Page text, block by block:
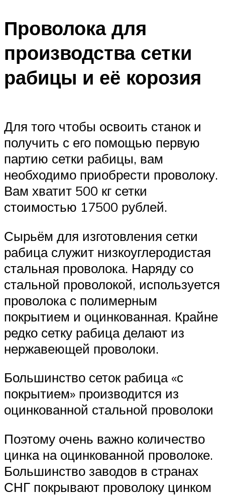
Проволока для
производства сетки
рабицы и её корозия
Для того чтобы освоить станок и
получить с его помощью первую
партию сетки рабицы, вам
необходимо приобрести проволоку.
Вам хватит 500 кг сетки
стоимостью 17500 рублей.
Сырьём для изготовления сетки
рабица служит низкоуглеродистая
стальная проволока. Наряду со
стальной проволокой, используется
проволока с полимерным
покрытием и оцинкованная. Крайне
редко сетку рабица делают из
нержавеющей проволоки.
Большинство сеток рабица «с
покрытием» производится из
оцинкованной стальной проволоки
Поэтому очень важно количество
цинка на оцинкованной проволоке.
Большинство заводов в странах
СНГ покрывают проволоку цинком